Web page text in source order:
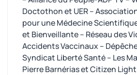
Doctothon et UER –
pour une Médecine
et Bienveillante – Réseau des
Accidents Vaccinaux –
Syndicat Liberté Santé – Les
Pierre Barnérias et Citizen